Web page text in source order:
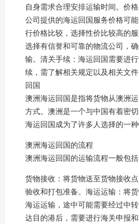
自身需求合理安排运输时间。价
公司提供的海运回国服务价格可
行价格比较，选择性价比较高的
选择有信誉和可靠的物流公司，
输。清关手续：海运回国需要进
续，需了解相关规定以及相关文
回国
澳洲海运回国是指将货物从澳洲
方式。澳洲是一个与中国有着密
海运回国成为了许多人选择的一种
澳洲海运回国的流程
澳洲海运回国的运输流程一般包
货物接收：将货物送至货物接收
验收和打包准备。海运运输：将
海运运输，途中可能需要经过中
达目的港后，需要进行海关申报和